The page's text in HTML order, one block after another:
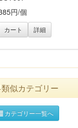
円/個
カート 詳細
似カテゴリー
カテゴリー一覧へ